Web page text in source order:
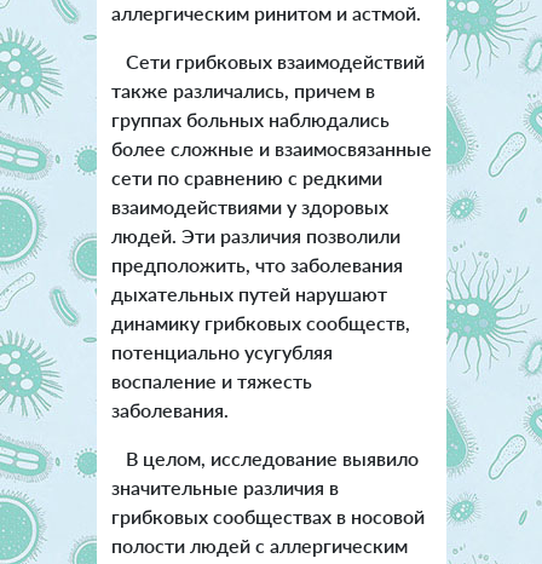
аллергическим ринитом и астмой.
Сети грибковых взаимодействий
также различались, причем в
группах больных наблюдались
более сложные и взаимосвязанные
сети по сравнению с редкими
взаимодействиями у здоровых
людей. Эти различия позволили
предположить, что заболевания
дыхательных путей нарушают
динамику грибковых сообществ,
потенциально усугубляя
воспаление и тяжесть
заболевания.
В целом, исследование выявило
значительные различия в
грибковых сообществах в носовой
полости людей с аллергическим